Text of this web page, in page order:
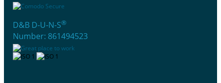
D&B D-U-N-S®
Number: 861494523